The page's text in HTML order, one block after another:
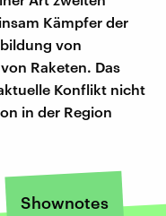
Kämpfer der
von
Raketen. Das
Konflikt nicht
in der Region
Shownotes